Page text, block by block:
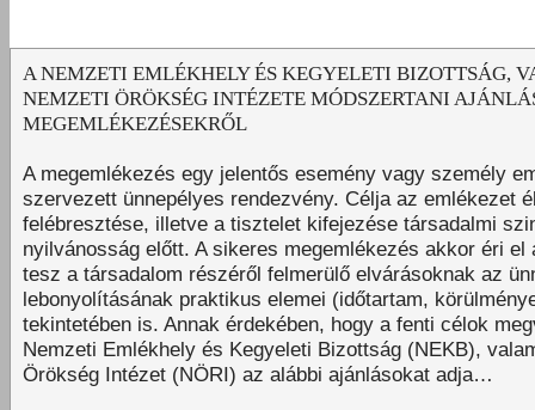
A NEMZETI EMLÉKHELY ÉS KEGYELETI BIZOTTSÁG,
NEMZETI ÖRÖKSÉG INTÉZETE MÓDSZERTANI
MEGEMLÉKEZÉSEKRŐL
A megemlékezés egy jelentős esemény vagy személy
szervezett ünnepélyes rendezvény. Célja az emlékezet
felébresztése, illetve a tisztelet kifejezése társadalmi
nyilvánosság előtt. A sikeres megemlékezés akkor éri el
tesz a társadalom részéről felmerülő elvárásoknak az
lebonyolításának praktikus elemei (időtartam,
tekintetében is. Annak érdekében, hogy a fenti célok
Nemzeti Emlékhely és Kegyeleti Bizottság (NEKB),
Örökség Intézet (NÖRI) az alábbi ajánlásokat adja…